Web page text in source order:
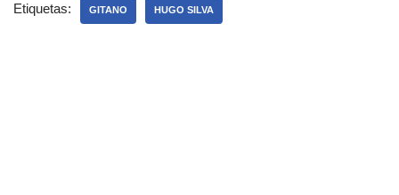
Etiquetas: GITANO HUGO SILVA